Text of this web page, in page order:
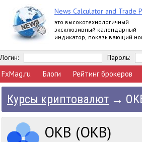
News Calculator and Trade
это высокотехнологичный
эксклюзивный календарный
индикатор, показывающий
многопрофильная торговая
Логин: Пароль:
FxMag.ru Блоги Рейтинг брокеров
Курсы криптовалют →
OKB (OKB)